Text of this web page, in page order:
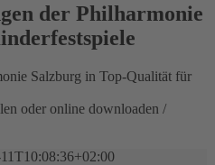
der Philharmonie
Salzburg in Top-Qualität für
oder online downloaden /